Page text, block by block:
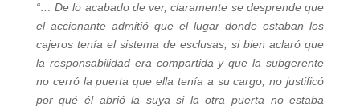
“…De lo acabado de ver, claramente se desprende que
el accionante admitió que el lugar donde estaban los
cajeros tenía el sistema de esclusas; si bien aclaró que
la responsabilidad era compartida y que la subgerente
no cerró la puerta que ella tenía a su cargo, no justificó
por qué él abrió la suya si la otra puerta no estaba